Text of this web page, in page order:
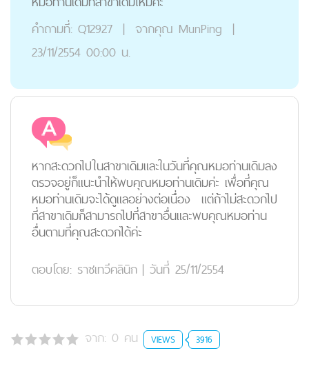
คำถามที่: Q12927 | จากคุณ MunPing |
23/11/2554 00:00 น.
หากสะดวกไปในสาขาเดิมและในวันที่คุณหมอท่านเดิมลง
ตรวจอยู่ก็แนะนำให้พบคุณหมอท่านเดิมค่ะ เพื่อที่คุณ
หมอท่านเดิมจะได้ดูแลอย่างต่อเนื่อง แต่ถ้าไม่สะดวกไป
ที่สาขาเดิมก็สามารถไปที่สาขาอื่นและพบคุณหมอท่าน
อื่นตามที่คุณสะดวกได้ค่ะ
ตอบโดย: ราชเทวีคลินิก | วันที่ 25/11/2554
จาก: 0 คน VIEWS 3916